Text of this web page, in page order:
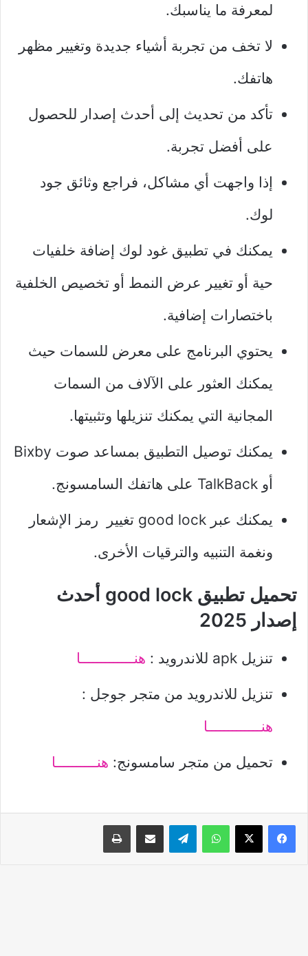
لمعرفة ما يناسبك.
لا تخف من تجربة أشياء جديدة وتغيير مظهر
هاتفك.
تأكد من تحديث إلى أحدث إصدار للحصول
على أفضل تجربة.
إذا واجهت أي مشاكل، فراجع وثائق جود
لوك.
يمكنك في تطبيق غود لوك إضافة خلفيات
حية أو تغيير عرض النمط أو تخصيص الخلفية
باختصارات إضافية.
يحتوي البرنامج على معرض للسمات حيث
يمكنك العثور على الآلاف من السمات
المجانية التي يمكنك تنزيلها وتثبيتها.
يمكنك توصيل التطبيق بمساعد صوت Bixby
أو TalkBack على هاتفك السامسونج.
يمكنك عبر good lock تغيير رمز الإشعار
ونغمة التنبيه والترقيات الأخرى.
تحميل تطبيق good lock أحدث
إصدار 2025
تنزيل apk للاندرويد : هنـــــــــــــا
تنزيل للاندرويد من متجر جوجل :
هنـــــــــــــا
تحميل من متجر سامسونج: هنــــــــــا
واتساب تيلقرام مشاركة عبر البريد طباعة